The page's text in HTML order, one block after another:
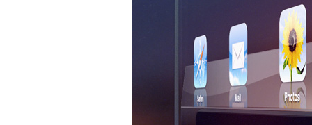
Bao da Samsung